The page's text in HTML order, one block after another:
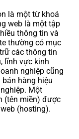
là một từ khoá
web là một tập
thông tin và
thường có mục
các thông tin
lĩnh vực kinh
nghiệp cũng
hàng hiệu
Một
(tên miền) được
(hosting).